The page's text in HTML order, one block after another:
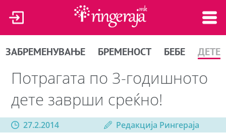
ЗАБРЕМЕНУВАЊЕ БРЕМЕНОСТ БЕБЕ ДЕТЕ
Потрагата по 3-годишното
дете заврши среќно!
27.2.2014 Редакција Рингераја